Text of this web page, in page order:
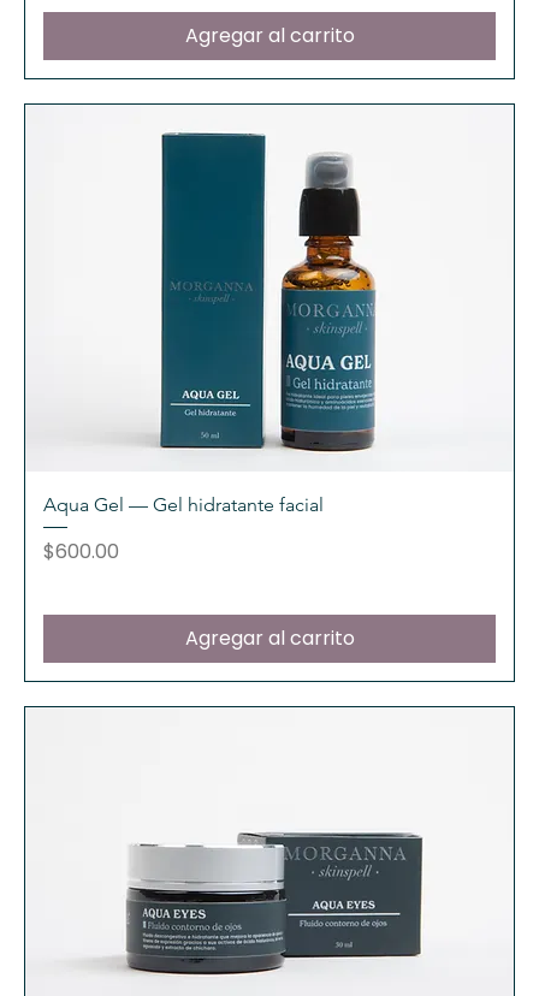
Agregar al carrito
Aqua Gel — Gel hidratante facial
Precio
$600.00
Agregar al carrito